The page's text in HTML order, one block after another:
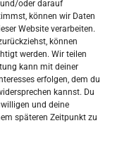
oder darauf
können wir Daten
Website verarbeiten.
können
werden. Wir teilen
kann mit deiner
erfolgen, dem du
kannst. Du
und deine
späteren Zeitpunkt zu